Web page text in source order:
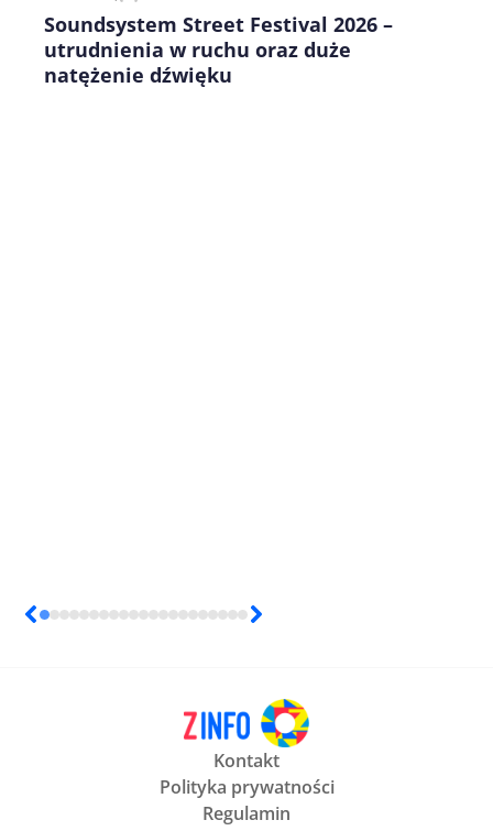
Soundsystem Street Festival 2026 –
utrudnienia w ruchu oraz duże
natężenie dźwięku
Kontakt
Polityka prywatności
Regulamin